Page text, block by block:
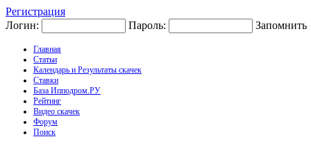
Регистрация
Логин:
Пароль: Запомнить
Главная
Статьи
Календарь и Результаты скачек
Ставки
База Ипподром.РУ
Рейтинг
Видео скачек
Форум
Поиск